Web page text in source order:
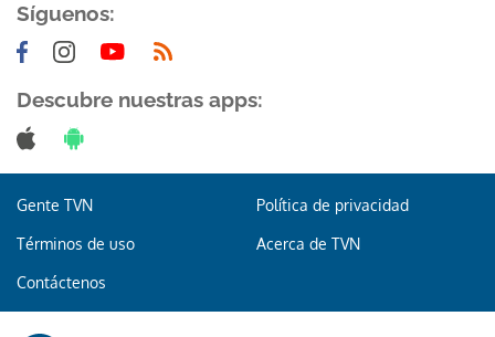
Gracias por suscribirte a nuestro boletín.
Síguenos:
Descubre nuestras apps:
Gente TVN Política de privacidad
Términos de uso Acerca de TVN
Contáctenos